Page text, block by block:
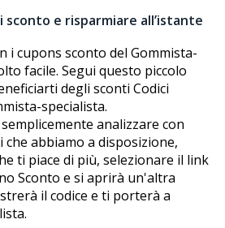
sconto e risparmiare all’istante
i cupons sconto del Gommista-
facile. Segui questo piccolo
degli sconti Codici
specialista.
analizzare con
che abbiamo a disposizione,
ti piace di più, selezionare il link
Sconto e si aprirà un'altra
il codice e ti porterà a